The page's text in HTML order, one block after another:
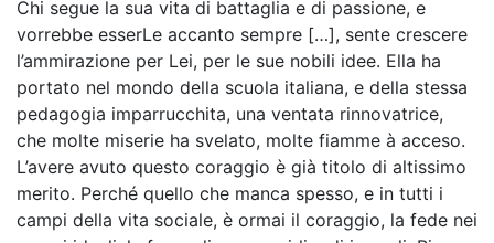
Chi segue la sua vita di battaglia e di passione, e
vorrebbe esserLe accanto sempre […], sente crescere
l’ammirazione per Lei, per le sue nobili idee. Ella ha
portato nel mondo della scuola italiana, e della stessa
pedagogia imparrucchita, una ventata rinnovatrice,
che molte miserie ha svelato, molte fiamme à acceso.
L’avere avuto questo coraggio è già titolo di altissimo
merito. Perché quello che manca spesso, e in tutti i
campi della vita sociale, è ormai il coraggio, la fede nei